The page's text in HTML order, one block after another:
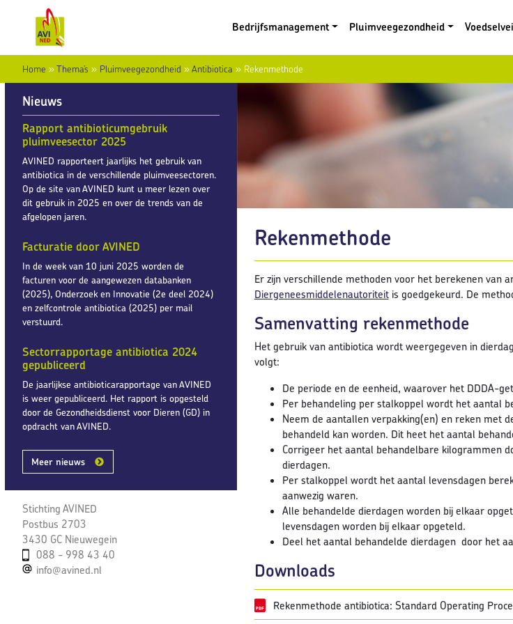
Bedrijfsmanagement
Pluimveegezondheid
Home »Thema’s » Pluimveegezondheid »Antibiotica » Rekenmethode
Nieuws
Rapport antibioticumgebruik
pluimveesector 2025
AVINED rapporteert jaarlijks het gebruik van
antibiotica in de verschillende pluimveesectoren.
Op de site van AVINED kunt u meer lezen over
dit gebruik in 2025 en over de trends van de
afgelopen jaren.
Facturatie door AVINED
In de week van 10 juni 2025 worden de
facturen voor de aangewezen databanken
(2025), Onderzoek en Innovatie (2e deel 2024)
en zelfcontrole antibiotica (2025) per mail
verstuurd.
Sectorrapportage antibiotica 2024
gepubliceerd
De jaarlijkse antibioticarapportage van AVINED
is weer gepubliceerd. Het rapport is opgesteld
door de Gezondheidsdienst voor Dieren (GD) in
opdracht van AVINED.
Meer nieuws
Stichting AVINED
Postbus 2703
3430 GC Nieuwegein
088 - 998 43 40
info@avined.nl
Rekenmethode
Er zijn verschillende methoden voor het berekenen van
Diergeneesmiddelenautoriteitis goedgekeurd. De
Samenvatting rekenmethode
Het gebruik van antibiotica wordt weergegeven in
volgt:
De periode en de eenheid, waarover het DDDA-
Per behandeling per stalkoppel wordt het aantal
Neem de aantallen verpakking(en) en reken met
behandeld kan worden. Dit heet het aantal
Corrigeer het aantal behandelbare kilogrammen
dierdagen.
Per stalkoppel wordt het aantal levensdagen
aanwezig waren.
Alle behandelde dierdagen worden bij elkaar
levensdagen worden bij elkaar opgeteld.
Deel het aantal behandelde dierdagen door het
Downloads
Rekenmethode antibiotica: Standard Operating